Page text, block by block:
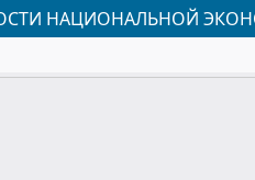
НАЦИОНАЛЬНОЙ